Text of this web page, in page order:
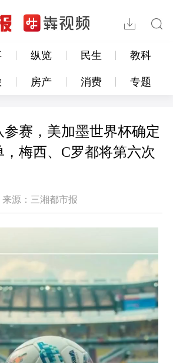
纵览 民生 教科
房产 消费 专题
参赛，美加墨世界杯确定
梅西、C罗都将第六次
来源：三湘都市报